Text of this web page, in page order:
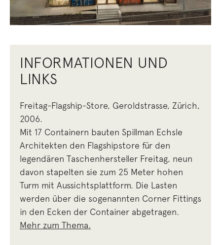
INFORMATIONEN UND
LINKS
Freitag-Flagship-Store, Geroldstrasse, Zürich,
2006.
Mit 17 Containern bauten Spillman Echsle
Architekten den Flagshipstore für den
legendären Taschenhersteller Freitag, neun
davon stapelten sie zum 25 Meter hohen
Turm mit Aussichtsplattform. Die Lasten
werden über die sogenannten Corner Fittings
in den Ecken der Container abgetragen.
Mehr zum Thema.